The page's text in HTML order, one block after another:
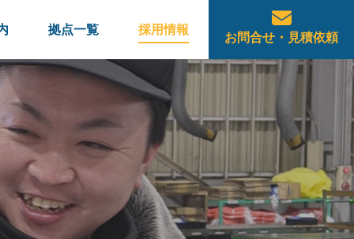
拠点一覧 採用情報
お問合せ・見積依頼